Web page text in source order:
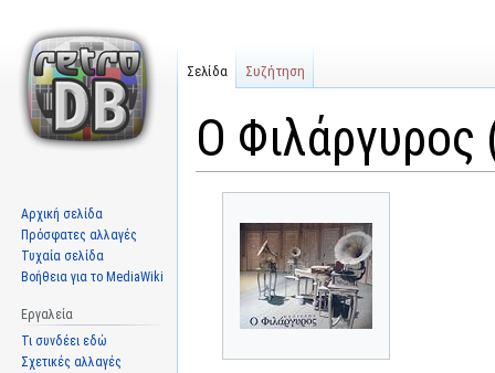
Ο Φιλάργυρος
πλοήγηση
αναζήτηση
Σελίδα Συζήτηση
Αρχική σελίδα
Πρόσφατες αλλαγές
Τυχαία σελίδα
Βοήθεια για το MediaWiki
Εργαλεία
Τι συνδέει εδώ
Σχετικές αλλαγές